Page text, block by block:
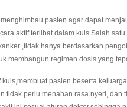
pasien agar dapat
aktif terlibat dalam kuis.Salah
,tidak hanya berdasarkan
membangun regimen dosis yang
pasien beserta
tidak perlu menahan rasa nyeri, dan